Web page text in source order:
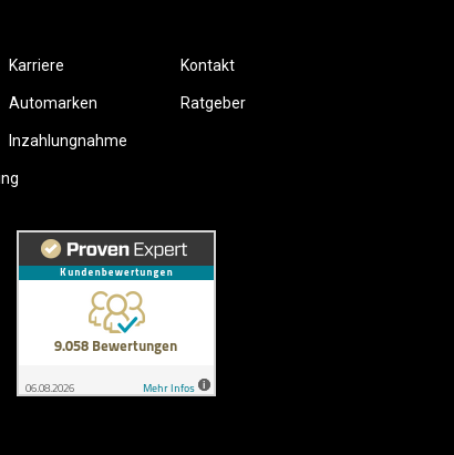
Karriere Kontakt
Automarken Ratgeber
Inzahlungnahme